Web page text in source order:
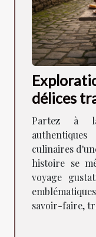
délices
ancienne
Partez à
culinaires
histoire se
voyage
savoir-faire,